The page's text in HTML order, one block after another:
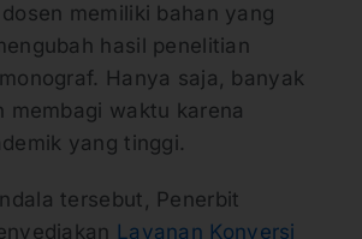
memiliki bahan yang
hasil penelitian
Hanya saja, banyak
membagi waktu karena
yang tinggi.
tersebut, Penerbit
Layanan Konversi